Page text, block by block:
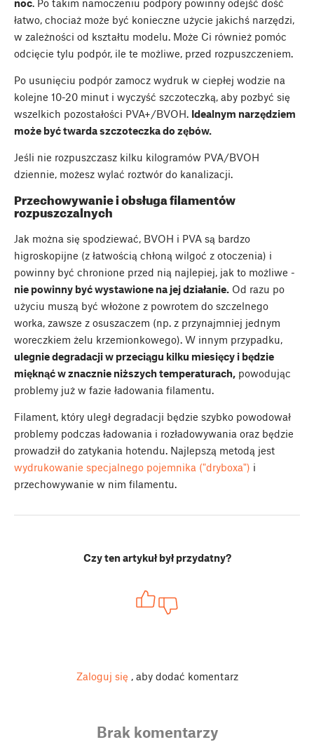
łatwo, chociaż może być konieczne użycie jakichś narzędzi,
w zależności od kształtu modelu. Może Ci również pomóc
odcięcie tylu podpór, ile te możliwe, przed rozpuszczeniem.
Po usunięciu podpór zamocz wydruk w ciepłej wodzie na
kolejne 10-20 minut i wyczyść szczoteczką, aby pozbyć się
wszelkich pozostałości PVA+/BVOH. Idealnym narzędziem
może być twarda szczoteczka do zębów.
Jeśli nie rozpuszczasz kilku kilogramów PVA/BVOH
dziennie, możesz wylać roztwór do kanalizacji.
Przechowywanie i obsługa filamentów
rozpuszczalnych
Jak można się spodziewać, BVOH i PVA są bardzo
higroskopijne (z łatwością chłoną wilgoć z otoczenia) i
powinny być chronione przed nią najlepiej, jak to możliwe -
nie powinny być wystawione na jej działanie. Od razu po
użyciu muszą być włożone z powrotem do szczelnego
worka, zawsze z osuszaczem (np. z przynajmniej jednym
woreczkiem żelu krzemionkowego). W innym przypadku,
ulegnie degradacji w przeciągu kilku miesięcy i będzie
mięknąć w znacznie niższych temperaturach, powodując
problemy już w fazie ładowania filamentu.
Filament, który uległ degradacji będzie szybko powodował
problemy podczas ładowania i rozładowywania oraz będzie
prowadził do zatykania hotendu. Najlepszą metodą jest
wydrukowanie specjalnego pojemnika ("dryboxa") i
przechowywanie w nim filamentu.
Czy ten artykuł był przydatny?
Zaloguj się , aby dodać komentarz
Brak komentarzy